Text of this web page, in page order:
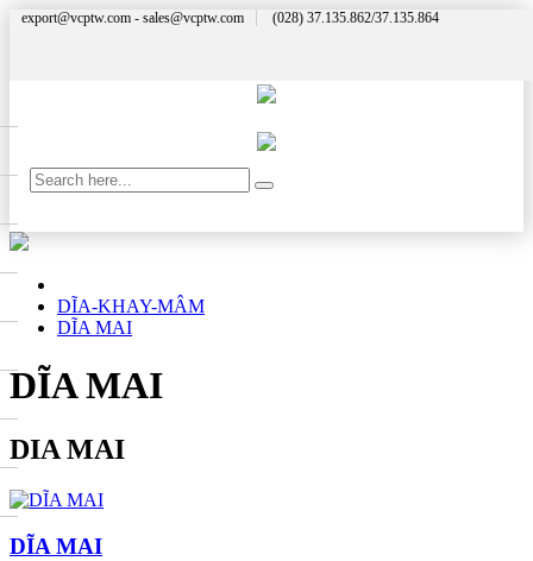
export@vcptw.com - sales@vcptw.com (028) 37.135.862/37.135.864
DĨA-KHAY-MÂM
DĨA MAI
DĨA MAI
DIA MAI
DĨA MAI